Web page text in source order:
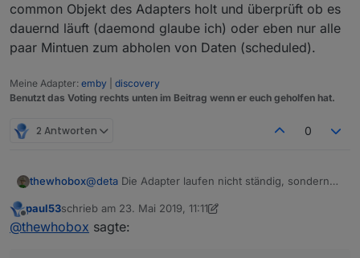
common Objekt des Adapters holt und überprüft ob es
dauernd läuft (daemond glaube ich) oder eben nur alle
paar Mintuen zum abholen von Daten (scheduled).
Meine Adapter: emby
discovery
Benutzt das Voting rechts unten im Beitrag wenn er euch geholfen hat.
2 Antworten 0
thewhobox@deta Die Adapter laufen nicht ständig, sondern
In der io-package.json sieht man das schön:
"mode": "schedule",
Offline
paul53schrieb am 23. Mai 2019, 11:11
zuletzt editiert von paul53
@thewhobox sagte: